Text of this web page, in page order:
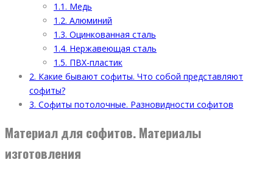
1.1. Медь
1.2. Алюминий
1.3. Оцинкованная сталь
1.4. Нержавеющая сталь
1.5. ПВХ-пластик
2. Какие бывают софиты. Что собой представляют
софиты?
3. Софиты потолочные. Разновидности софитов
Материал для софитов. Материалы
изготовления